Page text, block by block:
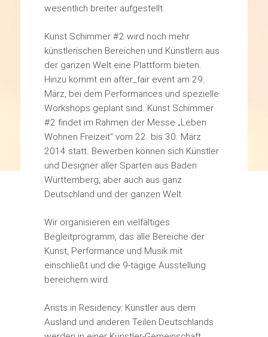
wesentlich breiter aufgestellt.
Kunst Schimmer #2 wird noch mehr
künstlerischen Bereichen und Künstlern aus
der ganzen Welt eine Plattform bieten.
Hinzu kommt ein after_fair event am 29.
März, bei dem Performances und spezielle
Workshops geplant sind. Kunst Schimmer
#2 findet im Rahmen der Messe „Leben
Wohnen Freizeit“ vom 22. bis 30. März
2014 statt. Bewerben können sich Künstler
und Designer aller Sparten aus Baden
Württemberg, aber auch aus ganz
Deutschland und der ganzen Welt.
Wir organisieren ein vielfältiges
Begleitprogramm, das alle Bereiche der
Kunst, Performance und Musik mit
einschließt und die 9-tägige Ausstellung
bereichern wird.
Arists in Residency: Künstler aus dem
Ausland und anderen Teilen Deutschlands